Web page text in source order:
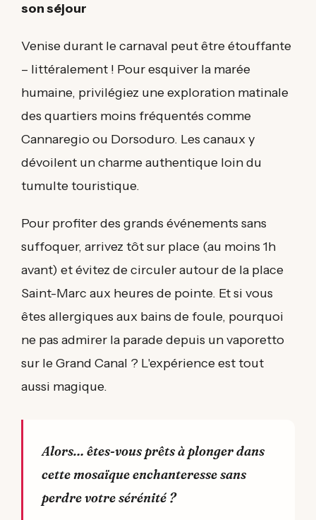
son séjour
Venise durant le carnaval peut être étouffante
– littéralement ! Pour esquiver la marée
humaine, privilégiez une exploration matinale
des quartiers moins fréquentés comme
Cannaregio ou Dorsoduro. Les canaux y
dévoilent un charme authentique loin du
tumulte touristique.
Pour profiter des grands événements sans
suffoquer, arrivez tôt sur place (au moins 1h
avant) et évitez de circuler autour de la place
Saint-Marc aux heures de pointe. Et si vous
êtes allergiques aux bains de foule, pourquoi
ne pas admirer la parade depuis un vaporetto
sur le Grand Canal ? L'expérience est tout
aussi magique.
Alors… êtes-vous prêts à plonger dans
cette mosaïque enchanteresse sans
perdre votre sérénité ?